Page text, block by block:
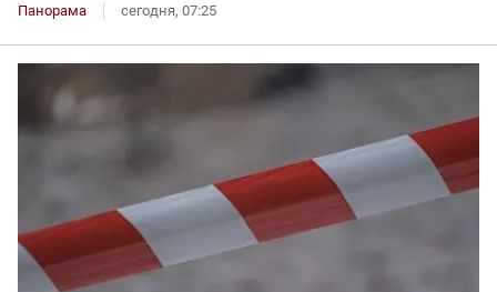
Панорама сегодня, 07:25